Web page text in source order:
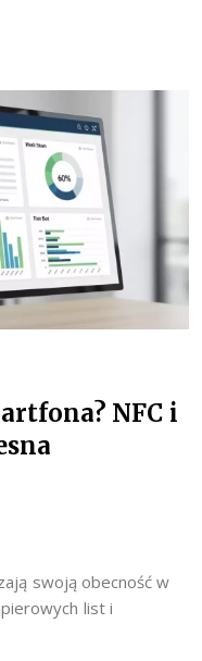
NFC i
swoją obecność w
list i